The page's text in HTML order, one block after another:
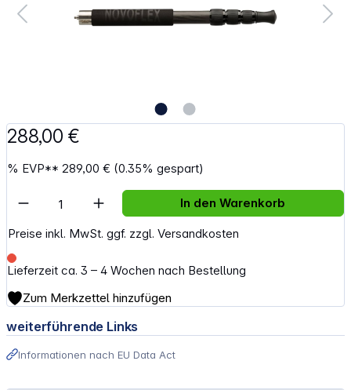
288,00 €
% EVP**289,00 € (0.35% gespart)
Preise inkl. MwSt. ggf. zzgl. Versandkosten
Lieferzeit ca. 3 – 4 Wochen nach Bestellung
Artikel Anzahl: Gib den gewünschten
In den Warenkorb
Zum Merkzettel hinzufügen
weiterführende Links
Informationen nach EU Data Act